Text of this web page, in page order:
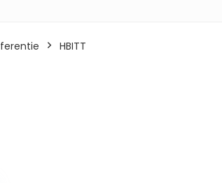
‎HBITT